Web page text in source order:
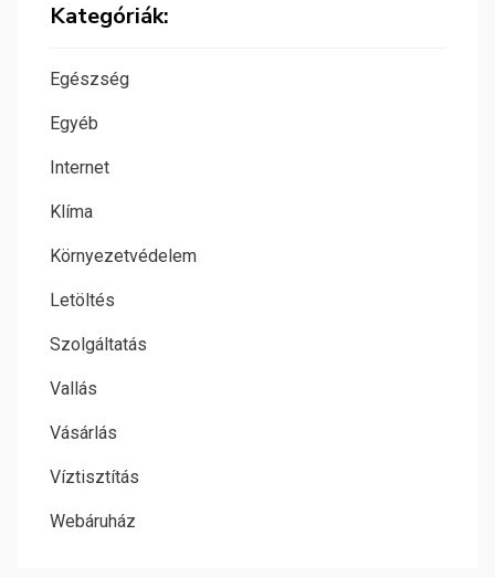
Kategóriák:
Egészség
Egyéb
Internet
Klíma
Környezetvédelem
Letöltés
Szolgáltatás
Vallás
Vásárlás
Víztisztítás
Webáruház